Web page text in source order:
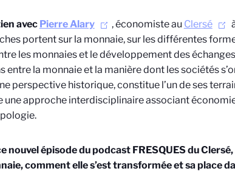
avec Pierre Alary , économiste au Clersé
portent sur la monnaie, sur les différentes
les monnaies et le développement des
entre la monnaie et la manière dont les sociétés
perspective historique, constitue l’un de ses
une approche interdisciplinaire associant
nouvel épisode du podcast FRESQUES du
comment elle s’est transformée et sa place